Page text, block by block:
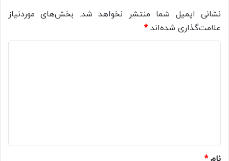
نشانی ایمیل شما منتشر نخواهد شد. بخش‌های موردنیاز
علامت‌گذاری شده‌اند*